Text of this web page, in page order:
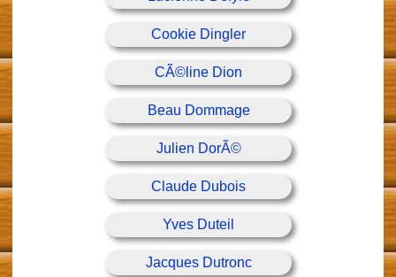
Cookie Dingler
CÃ©line Dion
Beau Dommage
Julien DorÃ©
Claude Dubois
Yves Duteil
Jacques Dutronc